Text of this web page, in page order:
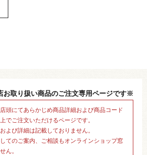
お取り扱い商品のご注文専用ページです※
頭にてあらかじめ商品詳細および商品コード
でご注文いただけるページです。
よび詳細は記載しておりません。
てのご案内、ご相談もオンラインショップ窓
ん。